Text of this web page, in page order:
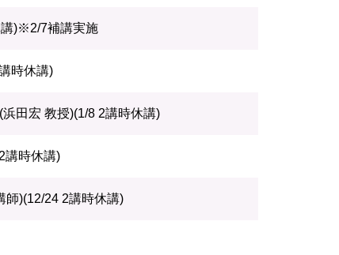
講)※2/7補講実施
時休講)
田宏 教授)(1/8 2講時休講)
講時休講)
)(12/24 2講時休講)